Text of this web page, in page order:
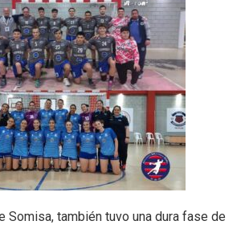
Somisa, también tuvo una dura fase de